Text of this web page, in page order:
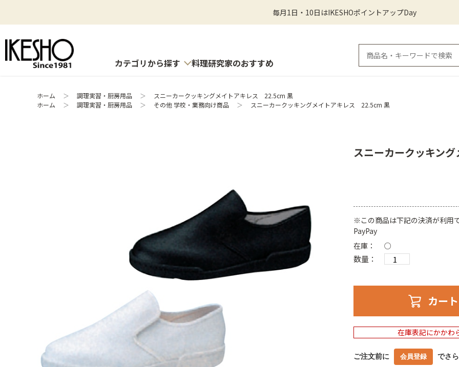
毎月1日・10日はIKESHOポイントアップDay
カテゴリから探す 料理研究家のおすすめ
ホーム ＞ 調理実習・厨房用品 ＞
スニーカークッキングメイトアキレス 22.5cm 黒
ホーム
＞ 調理実習・厨房用品 ＞ その他 学校・業務向け商品 ＞ スニーカークッキングメイトアキレス 22.5cm 黒
スニーカークッキン
※この商品は下記の決済が利用
PayPay
在庫：
○
数量：
カー
在庫表記にかかわ
ご注文前に 会員登録 でさ